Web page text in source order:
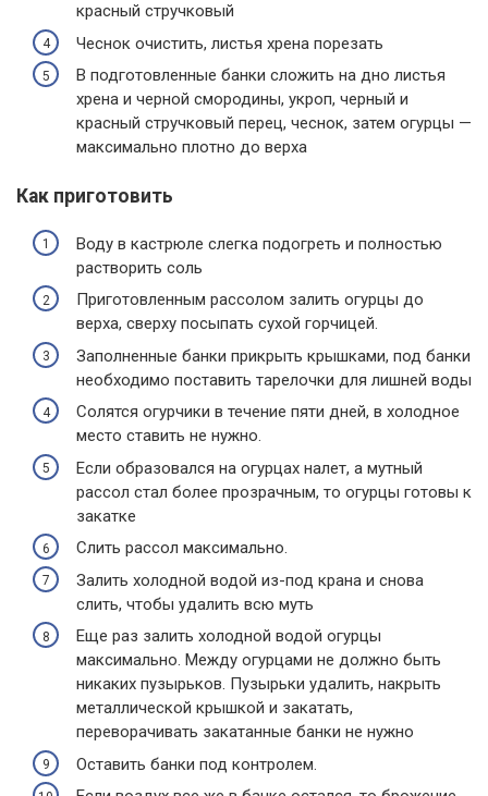
красный стручковый
Чеснок очистить, листья хрена порезать
В подготовленные банки сложить на дно листья
хрена и черной смородины, укроп, черный и
красный стручковый перец, чеснок, затем огурцы —
максимально плотно до верха
Как приготовить
Воду в кастрюле слегка подогреть и полностью
растворить соль
Приготовленным рассолом залить огурцы до
верха, сверху посыпать сухой горчицей.
Заполненные банки прикрыть крышками, под банки
необходимо поставить тарелочки для лишней воды
Солятся огурчики в течение пяти дней, в холодное
место ставить не нужно.
Если образовался на огурцах налет, а мутный
рассол стал более прозрачным, то огурцы готовы к
закатке
Слить рассол максимально.
Залить холодной водой из-под крана и снова
слить, чтобы удалить всю муть
Еще раз залить холодной водой огурцы
максимально. Между огурцами не должно быть
никаких пузырьков. Пузырьки удалить, накрыть
металлической крышкой и закатать,
переворачивать закатанные банки не нужно
Оставить банки под контролем.